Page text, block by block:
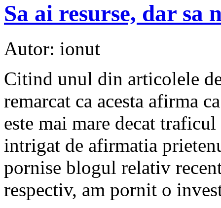
Sa ai resurse, dar sa
Autor: ionut
Citind unul din articolele
remarcat ca acesta afirma
este mai mare decat
intrigat de afirmatia
pornise blogul relativ
respectiv, am pornit o